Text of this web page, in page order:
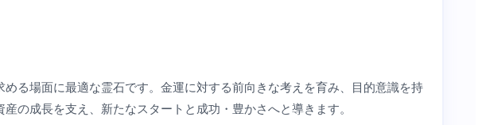
る場面に最適な霊石です。金運に対する前向きな考えを育み、目的意識を持
の成長を支え、新たなスタートと成功・豊かさへと導きます。